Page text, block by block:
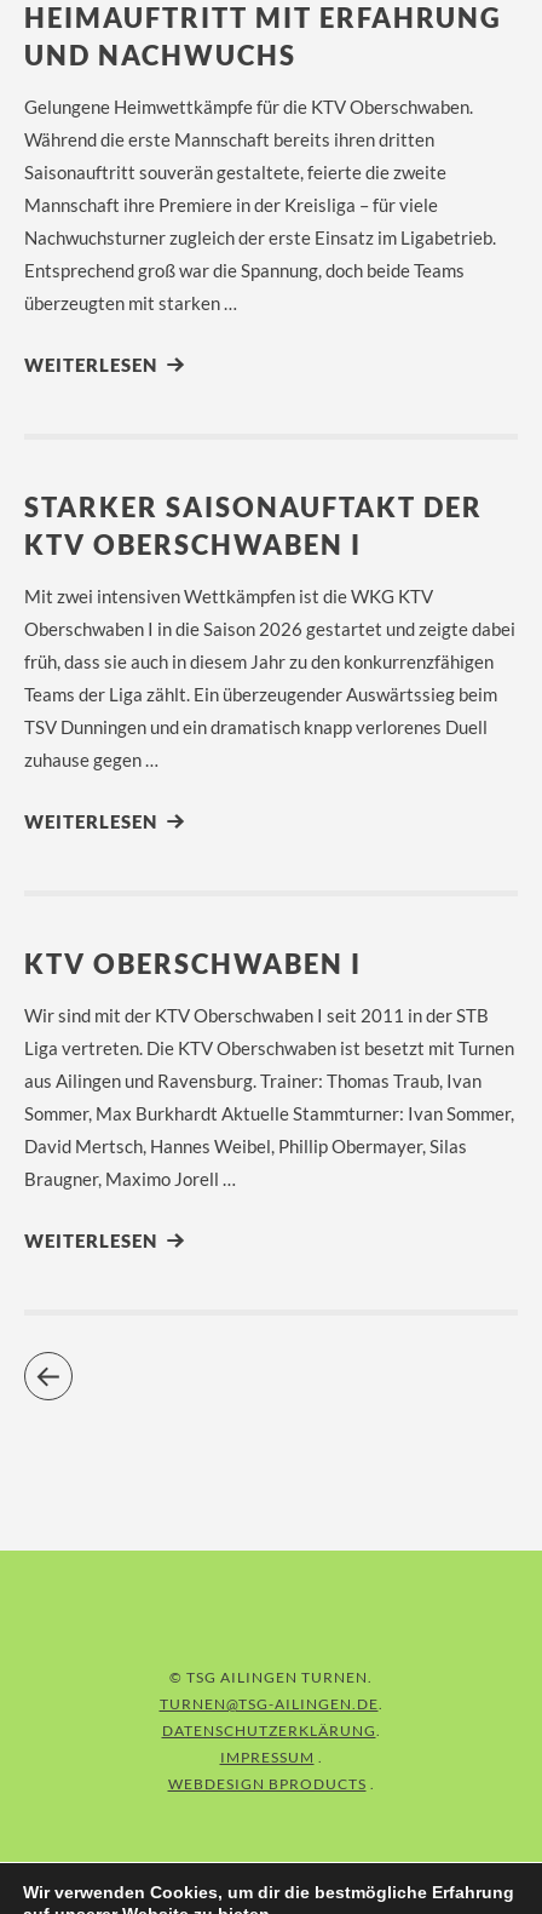
HEIMAUFTRITT MIT ERFAHRUNG
UND NACHWUCHS
Gelungene Heimwettkämpfe für die KTV Oberschwaben.
Während die erste Mannschaft bereits ihren dritten
Saisonauftritt souverän gestaltete, feierte die zweite
Mannschaft ihre Premiere in der Kreisliga – für viele
Nachwuchsturner zugleich der erste Einsatz im Ligabetrieb.
Entsprechend groß war die Spannung, doch beide Teams
überzeugten mit starken …
WEITERLESEN
STARKER SAISONAUFTAKT DER
KTV OBERSCHWABEN I
Mit zwei intensiven Wettkämpfen ist die WKG KTV
Oberschwaben I in die Saison 2026 gestartet und zeigte dabei
früh, dass sie auch in diesem Jahr zu den konkurrenzfähigen
Teams der Liga zählt. Ein überzeugender Auswärtssieg beim
TSV Dunningen und ein dramatisch knapp verlorenes Duell
zuhause gegen …
WEITERLESEN
KTV OBERSCHWABEN I
Wir sind mit der KTV Oberschwaben I seit 2011 in der STB
Liga vertreten. Die KTV Oberschwaben ist besetzt mit Turnen
aus Ailingen und Ravensburg. Trainer: Thomas Traub, Ivan
Sommer, Max Burkhardt Aktuelle Stammturner: Ivan Sommer,
David Mertsch, Hannes Weibel, Phillip Obermayer, Silas
Braugner, Maximo Jorell …
WEITERLESEN
© TSG AILINGEN TURNEN
TURNEN@TSG-AILINGEN.DE
DATENSCHUTZERKLÄRUNG
IMPRESSUM
WEBDESIGN BPRODUCTS
Wir verwenden Cookies, um dir die bestmögliche Erfahrung